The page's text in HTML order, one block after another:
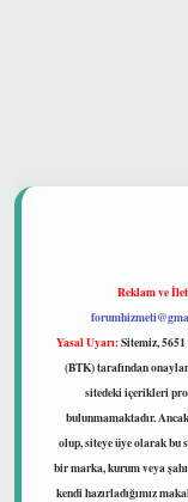
Reklam ve
Yasal Uyarı:Sitemiz,
(BTK) tarafından
sitedeki içerikleri
bulunmamaktadır.
olup, siteye üye olarak bu
bir marka, kurum veya
kendi hazırladığımız